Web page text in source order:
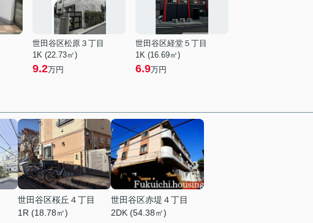
世田谷区松原３丁目
1K (22.73㎡)
9.2万円
世田谷区経堂５丁目
1K (16.69㎡)
6.9万円
世田谷区桜丘４丁目
1R (18.78㎡)
世田谷区赤堤４丁目
2DK (54.38㎡)